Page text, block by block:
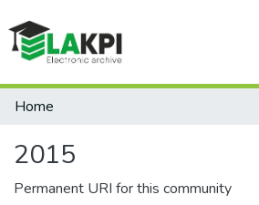
Communities & Collections
Home
2015
Permanent URI for this community